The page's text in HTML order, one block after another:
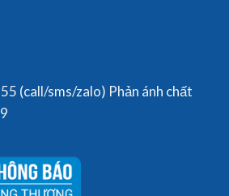
(call/sms/zalo) Phản ánh chất